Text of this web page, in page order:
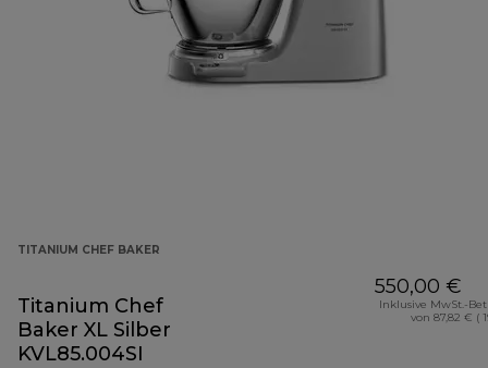
TITANIUM CHEF BAKER
Titanium Chef
Baker XL Silber
KVL85.004SI
550,00 €
Inklusive MwSt.-
von 87,82 € (